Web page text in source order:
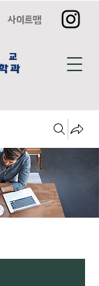
사이트맵
교
과